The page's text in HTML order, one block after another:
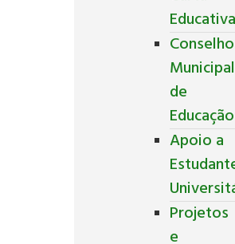
Conselho
Municipal
de
Educação
Apoio a
Projetos
e